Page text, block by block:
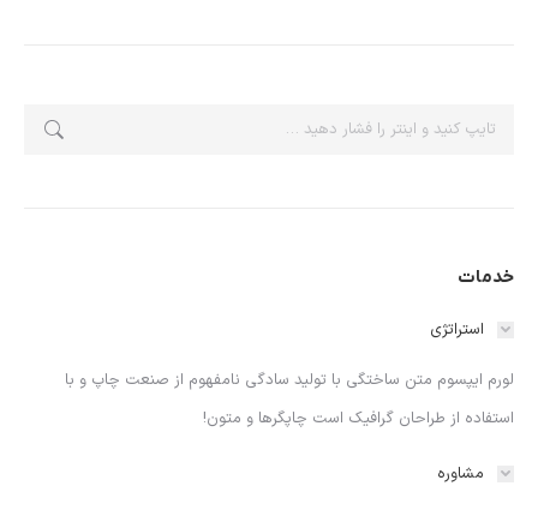
جستجو:
خدمات
استراتژی
لورم ایپسوم متن ساختگی با تولید سادگی نامفهوم از صنعت چاپ و با
استفاده از طراحان گرافیک است چاپگرها و متون!
مشاوره